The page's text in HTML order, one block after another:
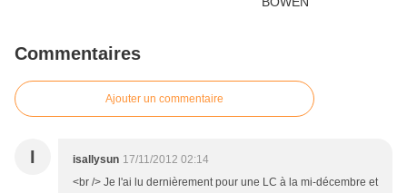
Commentaires
Ajouter un commentaire
I isallysun 17/11/2012 02:14
<br /> Je l'ai lu dernièrement pour une LC à la mi-décembre et